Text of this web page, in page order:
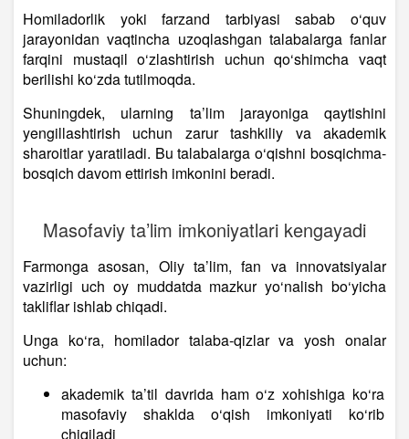
Homiladorlik yoki farzand tarbiyasi sabab o‘quv
jarayonidan vaqtincha uzoqlashgan talabalarga fanlar
farqini mustaqil o‘zlashtirish uchun qo‘shimcha vaqt
berilishi ko‘zda tutilmoqda.
Shuningdek, ularning ta’lim jarayoniga qaytishini
yengillashtirish uchun zarur tashkiliy va akademik
sharoitlar yaratiladi. Bu talabalarga o‘qishni bosqichma-
bosqich davom ettirish imkonini beradi.
Masofaviy ta’lim imkoniyatlari kengayadi
Farmonga asosan, Oliy ta’lim, fan va innovatsiyalar
vazirligi uch oy muddatda mazkur yo‘nalish bo‘yicha
takliflar ishlab chiqadi.
Unga ko‘ra, homilador talaba-qizlar va yosh onalar
uchun:
akademik ta’til davrida ham o‘z xohishiga ko‘ra
masofaviy shaklda o‘qish imkoniyati ko‘rib
chiqiladi